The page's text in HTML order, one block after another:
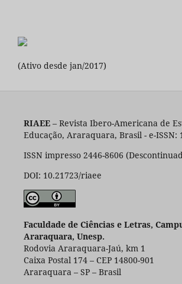
(Ativo desde jan/2017)
RIAEE– Revista Ibero-Americana de
Educação, Araraquara, Brasil - e-ISSN:
ISSN impresso 2446-8606
DOI: 10.21723/riaee
Faculdade de Ciências e Letras,
Araraquara, Unesp.
Rodovia Araraquara-Jaú, km 1
Caixa Postal 174 – CEP 14800-901
Araraquara – SP – Brasil